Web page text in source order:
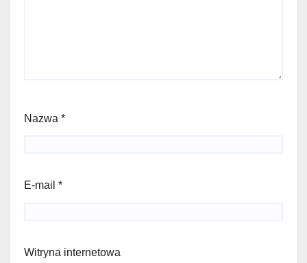
Nazwa *
E-mail *
Witryna internetowa